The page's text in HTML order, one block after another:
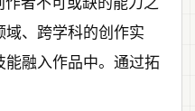
、跨学科的创作实
能融入作品中。通过拓